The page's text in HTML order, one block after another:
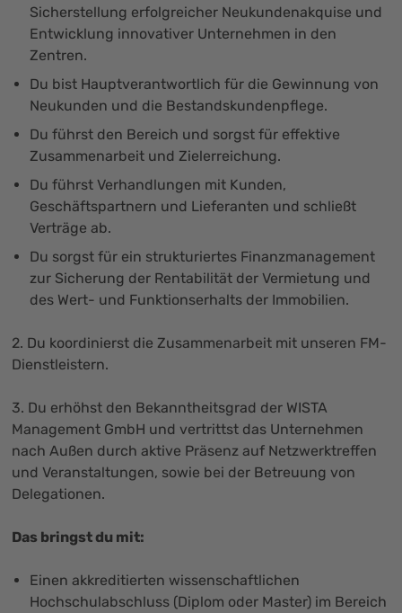
Sicherstellung erfolgreicher Neukundenakquise und
Entwicklung innovativer Unternehmen in den
Zentren.
Du bist Hauptverantwortlich für die Gewinnung von
Neukunden und die Bestandskundenpflege.
Du führst den Bereich und sorgst für effektive
Zusammenarbeit und Zielerreichung.
Du führst Verhandlungen mit Kunden,
Geschäftspartnern und Lieferanten und schließt
Verträge ab.
Du sorgst für ein strukturiertes Finanzmanagement
zur Sicherung der Rentabilität der Vermietung und
des Wert- und Funktionserhalts der Immobilien.
2. Du koordinierst die Zusammenarbeit mit unseren FM-
Dienstleistern.
3. Du erhöhst den Bekanntheitsgrad der WISTA
Management GmbH und vertrittst das Unternehmen
nach Außen durch aktive Präsenz auf Netzwerktreffen
und Veranstaltungen, sowie bei der Betreuung von
Delegationen.
Das bringst du mit:
Einen akkreditierten wissenschaftlichen
Hochschulabschluss (Diplom oder Master) im Bereich